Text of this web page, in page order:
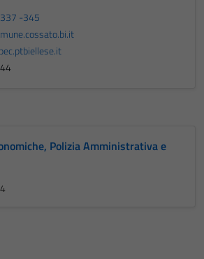
-345
Polizia Amministrativa e